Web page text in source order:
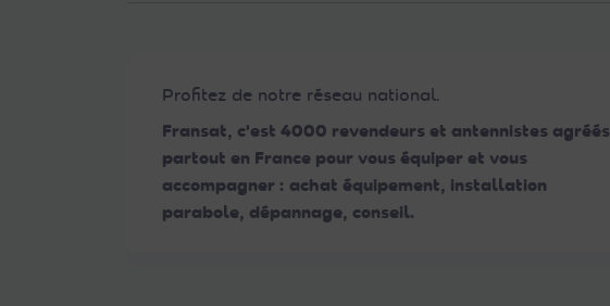
Profitez de notre réseau national.
Fransat, c'est 4000 revendeurs et antennistes agréés
partout en France pour vous équiper et vous
accompagner : achat équipement, installation
parabole, dépannage, conseil.